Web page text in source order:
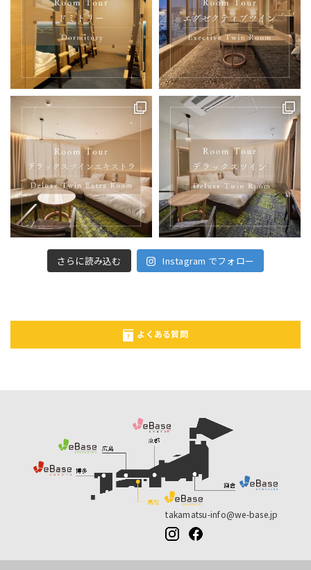
さらに読み込む Instagram でフォロー
よくある質問
takamatsu-info@we-base.jp